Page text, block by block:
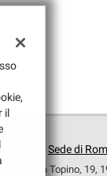
Sede di
Via Topino, 19,
il